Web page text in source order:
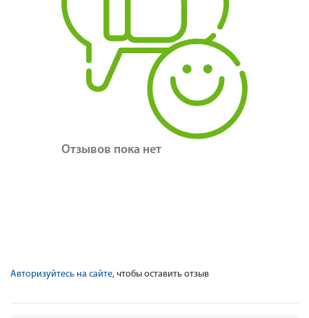
Отзывов пока нет
Авторизуйтесь на сайте, чтобы оставить отзыв